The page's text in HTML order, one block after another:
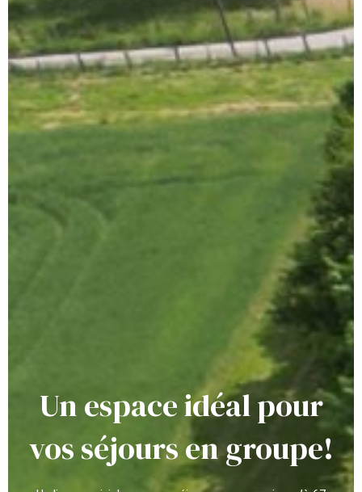
Un espace idéal pour
vos séjours en groupe!